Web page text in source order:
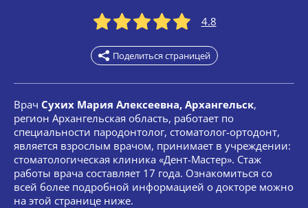
4.8
Поделиться страницей
Врач Сухих Мария Алексеевна, Архангельск,
регион Архангельская область, работает по
специальности пародонтолог, стоматолог-ортодонт,
является взрослым врачом, принимает в учреждении:
стоматологическая клиника «Дент-Мастер». Стаж
работы врача составляет 17 года. Ознакомиться со
всей более подробной информацией о докторе можно
на этой странице ниже.